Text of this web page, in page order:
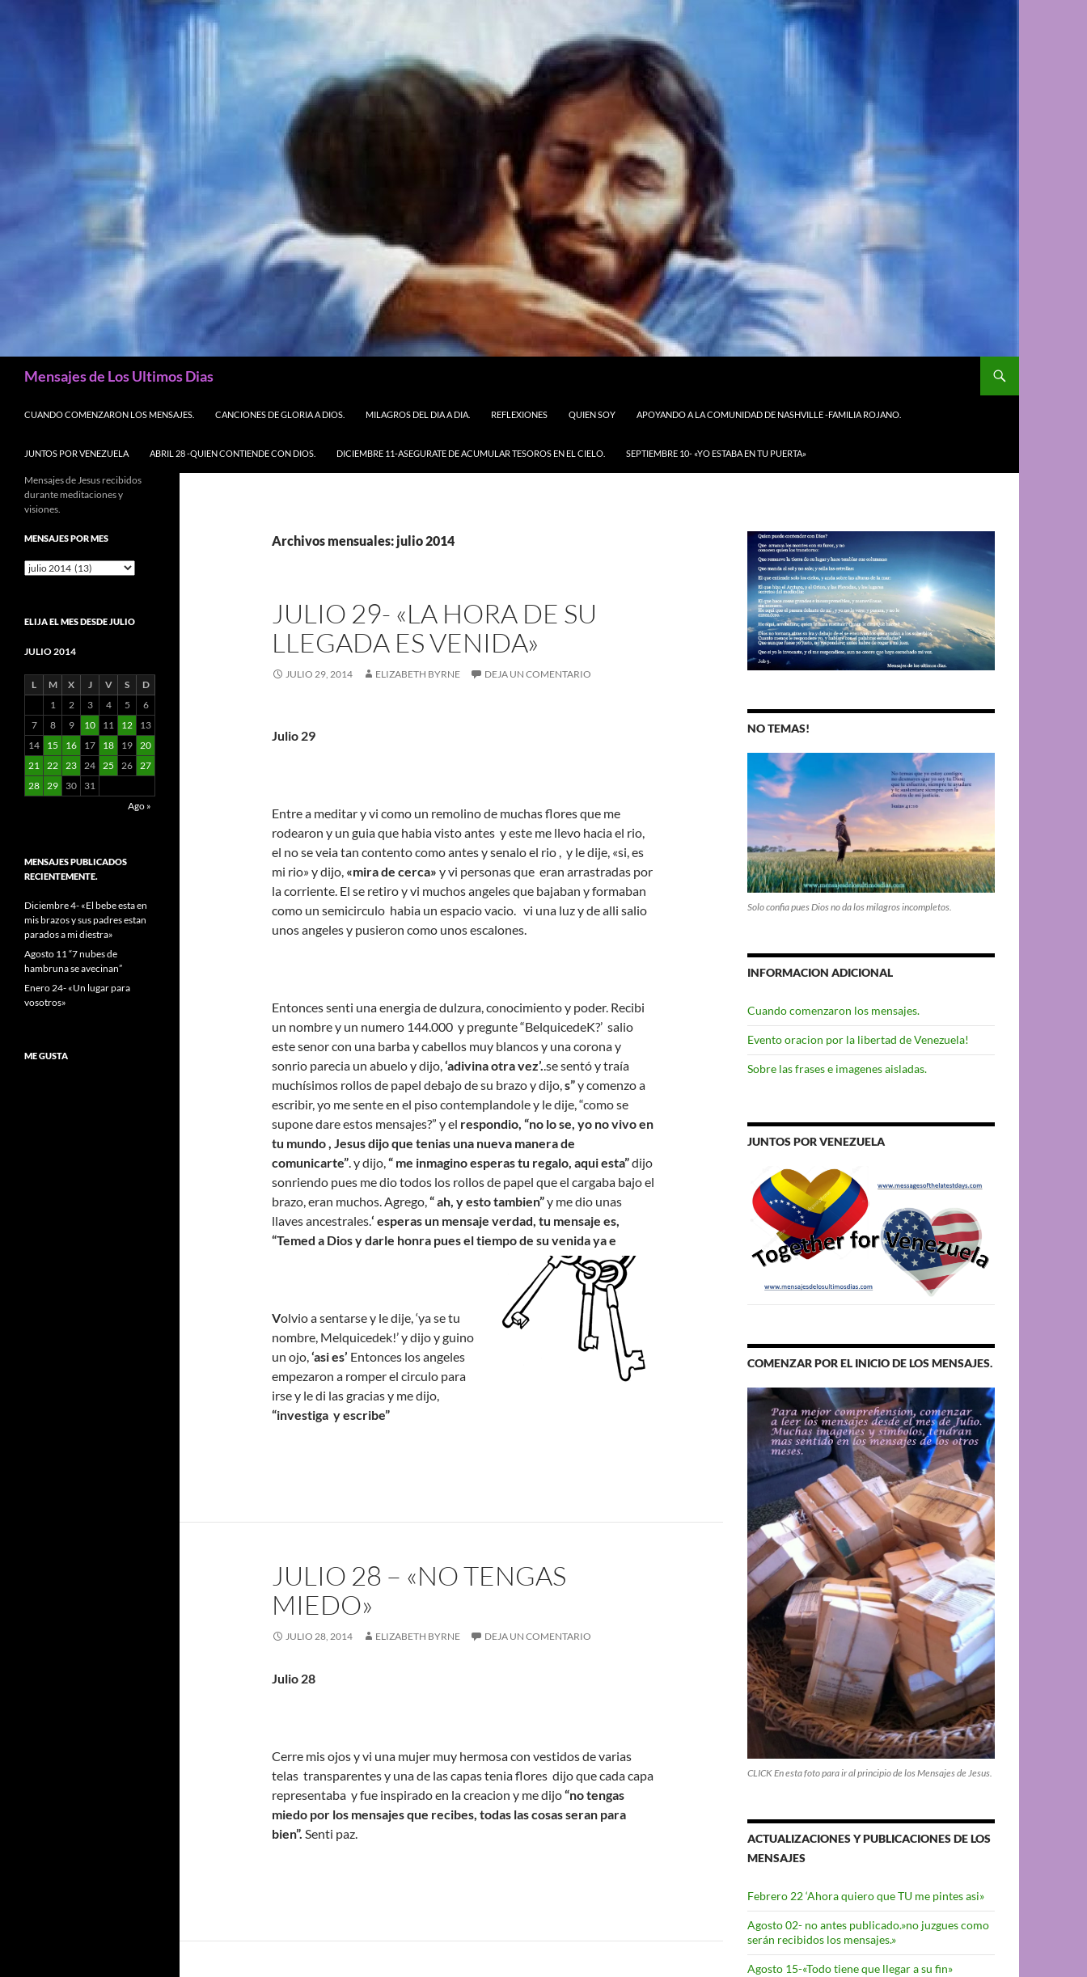
Mensajes de Los Ultimos Dias
CUANDO COMENZARON LOS MENSAJES.
CANCIONES DE GLORIA A DIOS. MILAGROS DEL DIA A DIA. REFLEXIONES QUIEN SOY APOYANDO A LA COMUNIDAD DE NASHVILLE -FAMILIA ROJANO.
JUNTOS POR VENEZUELA ABRIL 28 -QUIEN CONTIENDE CON DIOS. DICIEMBRE 11-ASEGURATE DE ACUMULAR TESOROS EN EL CIELO. SEPTIEMBRE 10- «YO ESTABA EN TU PUERTA»
Archivos mensuales: julio 2014
JULIO 29- «LA HORA DE SU
LLEGADA ES VENIDA»
JULIO 29, 2014 ELIZABETH BYRNE DEJA UN COMENTARIO
Julio 29
Entre a meditar y vi como un remolino de muchas flores que me
rodearon y un guia que habia visto antes y este me llevo hacia el rio,
el no se veia tan contento como antes y senalo el rio , y le dije, «si, es
mi rio» y dijo, «mira de cerca» y vi personas que eran arrastradas por
la corriente. El se retiro y vi muchos angeles que bajaban y formaban
como un semicirculo habia un espacio vacio. vi una luz y de alli salio
unos angeles y pusieron como unos escalones.
Entonces senti una energia de dulzura, conocimiento y poder. Recibi
un nombre y un numero 144.000 y pregunte “BelquicedeK?’ salio
este senor con una barba y cabellos muy blancos y una corona y
sonrio parecia un abuelo y dijo,‘adivina otra vez’..se sentó y traía
muchísimos rollos de papel debajo de su brazo y dijo,s”y comenzo a
escribir, yo me sente en el piso contemplandole y le dije, “como se
supone dare estos mensajes?” y el respondio, “no lo se, yo no vivo en
tu mundo , Jesus dijo que tenias una nueva manera de
comunicarte”. y dijo,“ me inmagino esperas tu regalo, aqui esta”dijo
sonriendo pues me dio todos los rollos de papel que el cargaba bajo el
brazo, eran muchos. Agrego,“ ah, y esto tambien”y me dio unas
llaves ancestrales.‘ esperas un mensaje verdad, tu mensaje es,
“Temed a Dios y darle honra pues el tiempo de su venida ya e
Volvio a sentarse y le dije, ‘ya se tu
nombre, Melquicedek!’ y dijo y guino
un ojo,‘asi es’ Entonces los angeles
empezaron a romper el circulo para
irse y le di las gracias y me dijo,
“investiga y escribe”
JULIO 28 – «NO TENGAS
MIEDO»
JULIO 28, 2014 ELIZABETH BYRNE DEJA UN COMENTARIO
Julio 28
Cerre mis ojos y vi una mujer muy hermosa con vestidos de varias
telas transparentes y una de las capas tenia flores dijo que cada capa
representaba y fue inspirado en la creacion y me dijo“no tengas
miedo por los mensajes que recibes, todas las cosas seran para
bien”. Senti paz.
NO TEMAS!
Solo confia pues Dios no da los milagros incompletos.
INFORMACION ADICIONAL
Cuando comenzaron los mensajes.
Evento oracion por la libertad de Venezuela!
Sobre las frases e imagenes aisladas.
JUNTOS POR VENEZUELA
COMENZAR POR EL INICIO DE LOS MENSAJES.
CLICK En esta foto para ir al principio de los Mensajes de Jesus.
ACTUALIZACIONES Y PUBLICACIONES DE LOS
MENSAJES
Febrero 22 ‘Ahora quiero que TU me pintes asi»
Agosto 02- no antes publicado.»no juzgues como
serán recibidos los mensajes.»
Agosto 15-«Todo tiene que llegar a su fin»
Mensajes de Jesus recibidos
durante meditaciones y
visiones.
MENSAJES POR MES
Mensajes
ELIJA EL MES DESDE JULIO
JULIO 2014
L M X J V S
D
1
2 3 4 5
6
7
8 9 10 11 12
13
14
15 16 17 18 19 20
21 22 23 24 25 26 27
28 29 30
31
Ago »
MENSAJES PUBLICADOS
RECIENTEMENTE.
Diciembre 4- «El bebe esta en
mis brazos y sus padres estan
parados a mi diestra»
Agosto 11 “7 nubes de
hambruna se avecinan”
Enero 24- «Un lugar para
vosotros»
ME GUSTA